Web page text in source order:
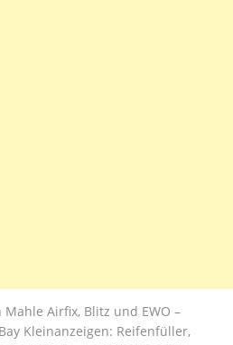
Airfix, Blitz und EWO –
Kleinanzeigen: Reifenfüller,